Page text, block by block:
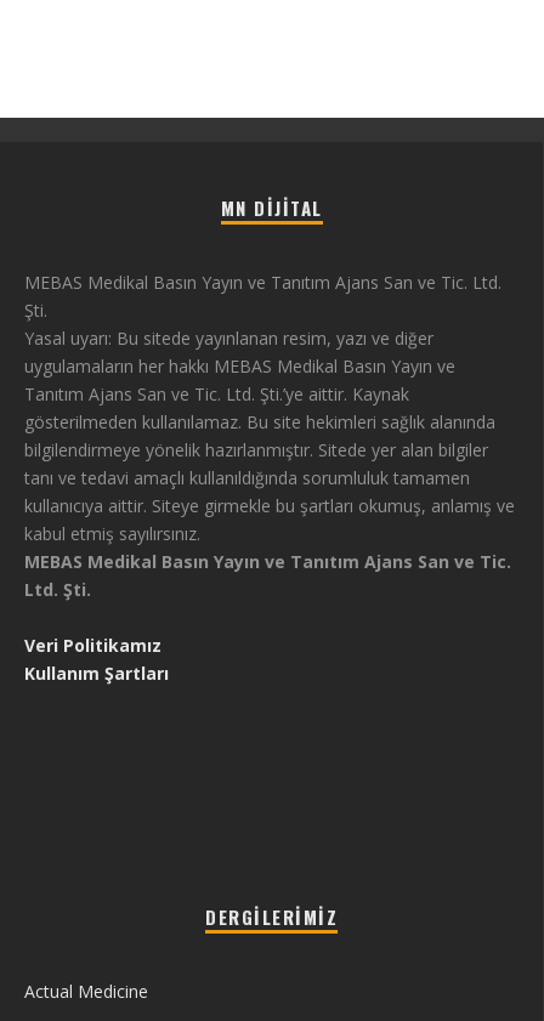
MN DIJITAL
MEBAS Medikal Basın Yayın ve Tanıtım Ajans San ve Tic. Ltd.
Şti.
Yasal uyarı: Bu sitede yayınlanan resim, yazı ve diğer
uygulamaların her hakkı MEBAS Medikal Basın Yayın ve
Tanıtım Ajans San ve Tic. Ltd. Şti.’ye aittir. Kaynak
gösterilmeden kullanılamaz. Bu site hekimleri sağlık alanında
bilgilendirmeye yönelik hazırlanmıştır. Sitede yer alan bilgiler
tanı ve tedavi amaçlı kullanıldığında sorumluluk tamamen
kullanıcıya aittir. Siteye girmekle bu şartları okumuş, anlamış ve
kabul etmiş sayılırsınız.
MEBAS Medikal Basın Yayın ve Tanıtım Ajans San ve Tic.
Ltd. Şti.
Veri Politikamız
Kullanım Şartları
DERGILERIMIZ
Actual Medicine